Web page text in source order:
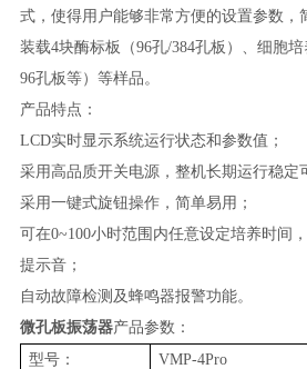
式，使得用户能够非常方便的设置参数，
装载4块酶标板（96孔/384孔板）、细胞培
96孔板等）等样品。
产品特点：
LCD实时显示系统运行状态和参数值；
采用高品质开关电源，整机长期运行稳定
采用一键式旋钮操作，简单易用；
可在0~100小时范围内任意设定培养时间
提示音；
自动故障检测及蜂鸣器报警功能。
微孔板振荡器产品参数：
型号：
VMP-4Pro